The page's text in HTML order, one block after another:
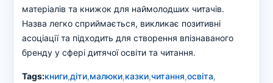
матеріалів та книжок для наймолодших читачів.
Назва легко сприймається, викликає позитивні
асоціації та підходить для створення впізнаваного
бренду у сфері дитячої освіти та читання.
Tags:книги,діти,малюки,казки,читання,освіта,